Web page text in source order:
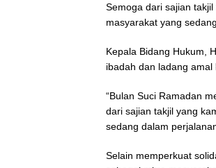
Semoga dari sajian
masyarakat yang
Kepala Bidang Hukum,
ibadah dan ladang amal
“Bulan Suci Ramadan
dari sajian takjil yang
sedang dalam
Selain memperkuat